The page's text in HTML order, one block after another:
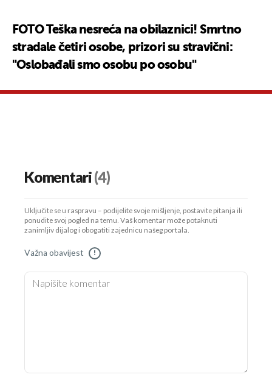
FOTO Teška nesreća na obilaznici! Smrtno
stradale četiri osobe, prizori su stravični:
"Oslobađali smo osobu po osobu"
Komentari(4)
Uključite se u raspravu – podijelite svoje mišljenje, postavite pitanja ili
ponudite svoj pogled na temu. Vaš komentar može potaknuti
zanimljiv dijalog i obogatiti zajednicu našeg portala.
Važna obavijest !